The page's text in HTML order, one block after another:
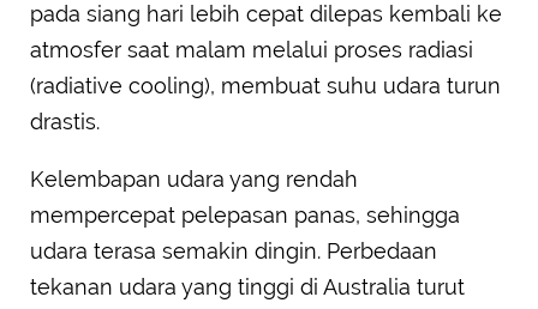
pada siang hari lebih cepat dilepas kembali ke
atmosfer saat malam melalui proses radiasi
(radiative cooling), membuat suhu udara turun
drastis.
Kelembapan udara yang rendah
mempercepat pelepasan panas, sehingga
udara terasa semakin dingin. Perbedaan
tekanan udara yang tinggi di Australia turut